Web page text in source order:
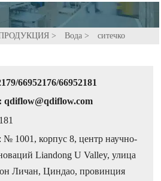
> Вода > ситечко
66952176/66952181
qdiflow@qdiflow.com
1001, корпус 8, центр научно-
Liandong U Valley, улица
Личан, Циндао, провинция